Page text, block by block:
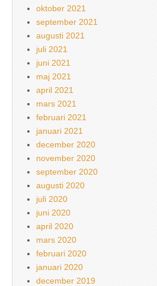
oktober 2021
september 2021
augusti 2021
juli 2021
juni 2021
maj 2021
april 2021
mars 2021
februari 2021
januari 2021
december 2020
november 2020
september 2020
augusti 2020
juli 2020
juni 2020
april 2020
mars 2020
februari 2020
januari 2020
december 2019